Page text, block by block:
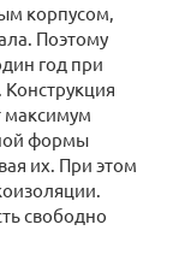
корпусом,
Поэтому
год при
Конструкция
максимум
формы
их. При этом
свободно